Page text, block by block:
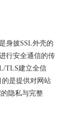
身披SSL外壳的
行安全通信的传
TLS建立全信
的是提供对网站
隐私与完整